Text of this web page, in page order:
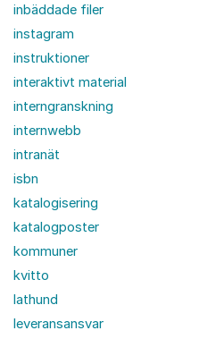
inbäddade filer
instagram
instruktioner
interaktivt material
interngranskning
internwebb
intranät
isbn
katalogisering
katalogposter
kommuner
kvitto
lathund
leveransansvar